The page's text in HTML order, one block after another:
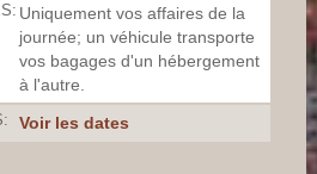
Uniquement vos affaires de la
journée; un véhicule transporte
vos bagages d'un hébergement
à l'autre.
Voir les dates